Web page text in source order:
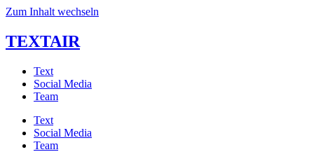
Zum Inhalt wechseln
TEXTAIR
Text
Social Media
Team
Text
Social Media
Team